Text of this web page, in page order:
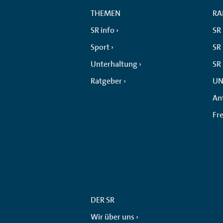
THEMEN
SR info
Sport
Unterhaltung
Ratgeber
DER SR
Wir über uns